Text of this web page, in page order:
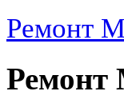
Ремонт
Ремонт